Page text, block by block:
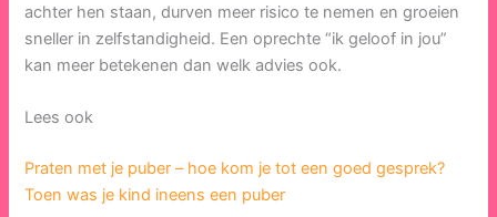
achter hen staan, durven meer risico te nemen en groeien
sneller in zelfstandigheid. Een oprechte “ik geloof in jou”
kan meer betekenen dan welk advies ook.
Lees ook
Praten met je puber – hoe kom je tot een goed gesprek?
Toen was je kind ineens een puber